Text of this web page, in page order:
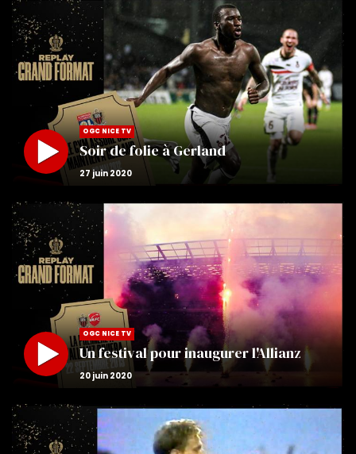
OGC NICE TV
Soir de folie à Gerland
OGC NICE TV
Un festival pour inaugurer l'Allianz